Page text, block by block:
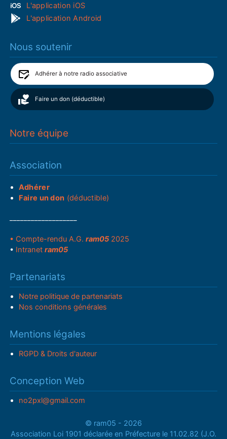
L'application iOS
L'application Android
Nous soutenir
Adhérer à notre radio associative
Faire un don (déductible)
Notre équipe
Association
Adhérer
Faire un don (déductible)
• Compte-rendu A.G.ram05 2025
• Intranetram05
Partenariats
Notre politique de partenariats
Nos conditions générales
Mentions légales
RGPD & Droits d'auteur
Conception Web
no2pxl@gmail.com
© ram05 - 2026
Association Loi 1901 déclarée en Préfecture le 11.02.82 (J.O.